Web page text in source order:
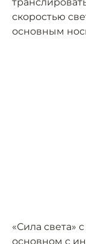
скоростью
основным
«Сила света»
основном с